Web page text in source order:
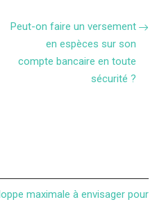
Peut-on faire un versement
en espèces sur son
compte bancaire en toute
sécurité ?
maximale à envisager pour